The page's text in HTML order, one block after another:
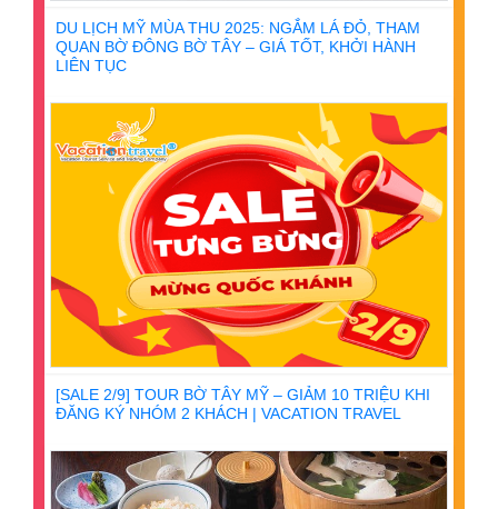
DU LỊCH MỸ MÙA THU 2025: NGẮM LÁ ĐỎ, THAM
QUAN BỜ ĐÔNG BỜ TÂY – GIÁ TỐT, KHỞI HÀNH
LIÊN TỤC
[SALE 2/9] TOUR BỜ TÂY MỸ – GIẢM 10 TRIỆU KHI
ĐĂNG KÝ NHÓM 2 KHÁCH | VACATION TRAVEL